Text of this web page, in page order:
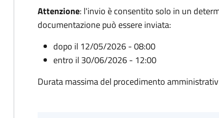
Attenzione: l'invio è consentito solo in un
documentazione può essere inviata:
dopo il 12/05/2026 - 08:00
entro il 30/06/2026 - 12:00
Durata massima del procedimento